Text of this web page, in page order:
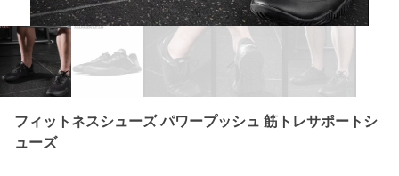
フィットネスシューズ パワープッシュ 筋トレサポートシ
ューズ